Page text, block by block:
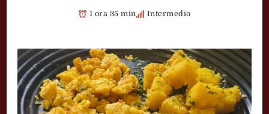
1 ora 35 min Intermedio